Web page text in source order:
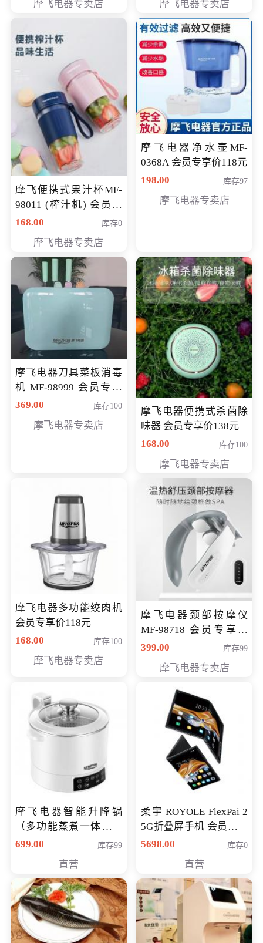
摩飞电器专卖店 摩飞电器专卖店
摩飞便携式果汁杯MF-
98011 (榨汁机) 会员专
享价138元
168.00 库存0
摩飞电器专卖店
摩飞电器净水壶MF-
0368A 会员专享价118元
198.00
库存97
摩飞电器专卖店
摩飞电器刀具菜板消毒
机 MF-98999 会员专享
价286元
369.00 库存100
摩飞电器专卖店
摩飞电器便携式杀菌除
味器 会员专享价138元
168.00
库存100
摩飞电器专卖店
摩飞电器多功能绞肉机
会员专享价118元
168.00
库存100
摩飞电器专卖店
摩飞电器颈部按摩仪
MF-98718 会员专享价
299元
399.00 库存99
摩飞电器专卖店
摩飞电器智能升降锅
（多功能蒸煮一体锅）
（智能升降养生锅） 会
699.00 库存99
直营
柔宇 ROYOLE FlexPai 2
5G折叠屏手机 会员专享
购买价格 4998元
5698.00 库存0
直营